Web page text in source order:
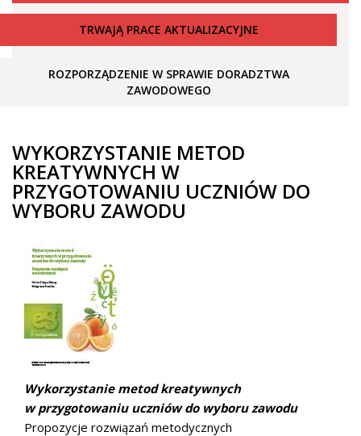
TRWAJĄ PRACE AKTUALIZACYJNE
ROZPORZĄDZENIE W SPRAWIE DORADZTWA
ZAWODOWEGO
WYKORZYSTANIE METOD
KREATYWNYCH W
PRZYGOTOWANIU UCZNIÓW DO
WYBORU ZAWODU
Wykorzystanie metod kreatywnych
w przygotowaniu uczniów do wyboru zawodu
Propozycje rozwiązań metodycznych